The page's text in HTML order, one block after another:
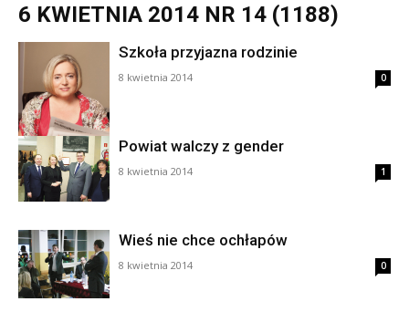
6 KWIETNIA 2014 NR 14 (1188)
Szkoła przyjazna rodzinie
8 kwietnia 2014 0
Powiat walczy z gender
8 kwietnia 2014 1
Wieś nie chce ochłapów
8 kwietnia 2014 0